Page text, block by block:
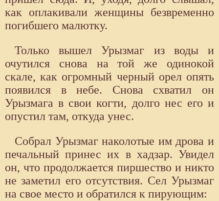
как оплакивали женщины безвременно
погибшего малютку.
Только вышел Урызмаг из воды и
очутился снова на той же одинокой
скале, как огромный черный орел опять
появился в небе. Снова схватил он
Урызмага в свои когти, долго нес его и
опустил там, откуда унес.
Собрал Урызмаг наколотые им дрова и
печальный принес их в хадзар. Увидел
он, что продолжается пиршество и никто
не заметил его отсутствия. Сел Урызмаг
на свое место и обратился к пирующим: